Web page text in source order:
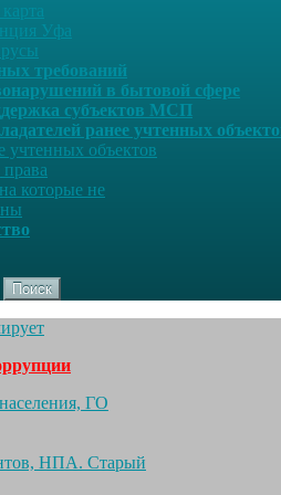
Уфа
требований
в бытовой сфере
субъектов МСП
ранее учтенных
учтенных объектов
которые не
Поиск
ГО
НПА. Старый